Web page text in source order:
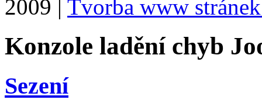
2009 | Tvorba www
Konzole ladění chyb
Sezení